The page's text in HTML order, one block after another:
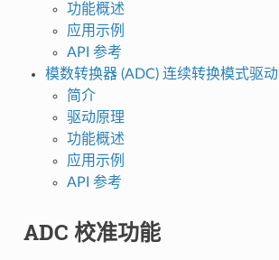
功能概述
应用示例
API 参考
模数转换器 (ADC) 连续转换模式驱动
简介
驱动原理
功能概述
应用示例
API 参考
ADC 校准功能